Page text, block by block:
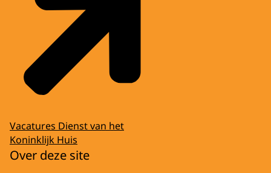
Vacatures Dienst van het
Koninklijk Huis
Over deze site